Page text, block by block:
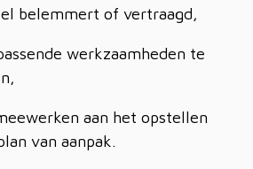
belemmert of vertraagd,
werkzaamheden te
aan het opstellen
van aanpak.